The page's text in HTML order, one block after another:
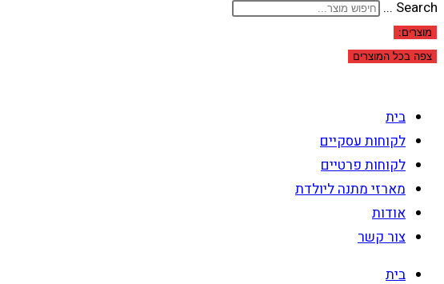
Search ...
מוצרים:
צפה בכל המוצרים
בית
לקוחות עסקיים
לקוחות פרטיים
מארזי מתנה ליולדת
אודות
צור קשר
בית